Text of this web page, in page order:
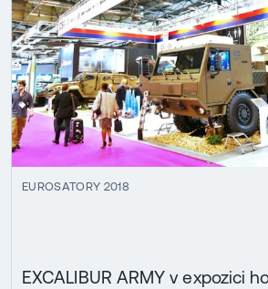
EUROSATORY 2018
EXCALIBUR ARMY v expozici